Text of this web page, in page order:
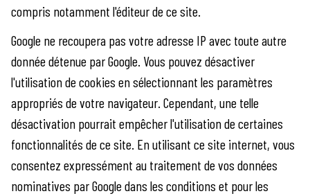
compris notamment l'éditeur de ce site.
Google ne recoupera pas votre adresse IP avec toute autre
donnée détenue par Google. Vous pouvez désactiver
l'utilisation de cookies en sélectionnant les paramètres
appropriés de votre navigateur. Cependant, une telle
désactivation pourrait empêcher l'utilisation de certaines
fonctionnalités de ce site. En utilisant ce site internet, vous
consentez expressément au traitement de vos données
nominatives par Google dans les conditions et pour les